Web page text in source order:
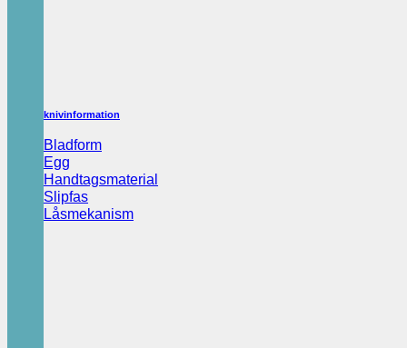
knivinformation
Bladform
Egg
Handtagsmaterial
Slipfas
Låsmekanism